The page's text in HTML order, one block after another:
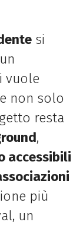
si
vuole
non solo
resta
,
accessibili
più
un